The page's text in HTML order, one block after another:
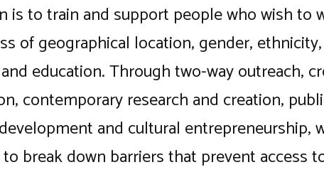
is to train and support people who wish to
of geographical location, gender,
education. Through two-way outreach,
contemporary research and creation,
and cultural entrepreneurship,
break down barriers that prevent access